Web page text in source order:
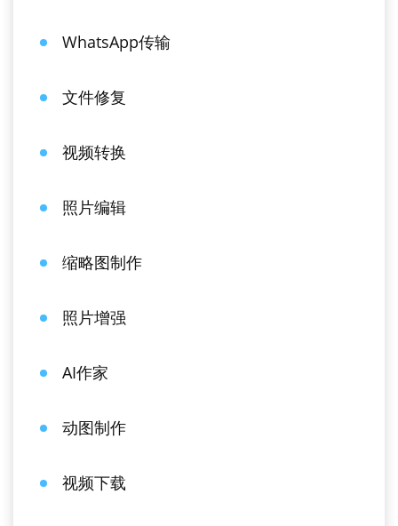
WhatsApp传输
文件修复
视频转换
照片编辑
缩略图制作
照片增强
AI作家
动图制作
视频下载